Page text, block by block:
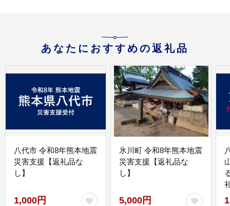
あなたにおすすめの返礼品
八代市 令和8年熊本地震
災害支援【返礼品な
し】
1,000円
氷川町 令和8年熊本地震
災害支援【返礼品な
し】
5,000円